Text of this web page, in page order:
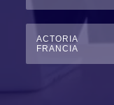
ACTORIA
FRANCIA